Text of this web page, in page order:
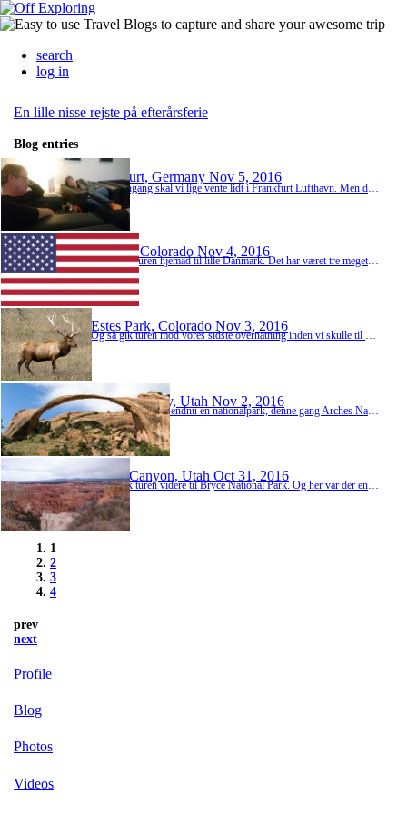
search
log in
En lille nisse rejste på efterårsferie
Blog entries
Frankfurt, Germany Nov 5, 2016
Denver, Colorado Nov 4, 2016
Og så går turen hjemad til lille Danmark. Det har været tre meget begivenhedsrige uger, hvor vi både har formået at se byer, ørken og skove. Men alt godt har jo desværre en ende, og foran os venter der en MEGET lang flyvetur hjem til kolde Danmark. Så tak for denne gang USA, og vi ses vel igen på et tidspunkt.
Estes Park, Colorado Nov 3, 2016
Og så gik turen mod vores sidste overnatning inden vi skulle til at rejse hjem. Vi besluttede os for at sove på et motel i Estes Park, som ikke ligger alt for langt væk fra Denver, hvor vi skulle flyve fra. Og den flotteste(og højeste) måde at komme til Estes Park på, var at køre over the Rocky Mountains, hvilket vil sige at vi lige nåede gennem en sidste Nationalpark(Rocky Mountains National Park) inden vi forlader USA. Og hold da op hvor er de bjerge h...
Grand County, Utah Nov 2, 2016
Bryce Canyon, Utah Oct 31, 2016
Og så gik turen videre til Bryce National Park. Og her var der en helt utrolig natur! Bryce Canyon er fuldkommen ulig de andre to nationalparker vi har besøgt. I Bryce er der såkaldte Hoodooer(nogle rækker af stensøjler), og det er dem, der er med til er gøre stedet så bemærkelsesværdigt. Bryce National Park ligger i ca. 9100 fods højde, så vi valgte at vi ikke havde lyst til at fryse om natten, hvilket betød at vi igen sov på motel. Senere fandt vi...
1
2
3
4
prev
next
Profile
Blog
Photos
Videos